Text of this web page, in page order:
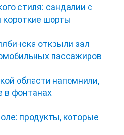
стиля: сандалии с
шорты
открыли зал
пассажиров
области напомнили,
в фонтанах
продукты, которые